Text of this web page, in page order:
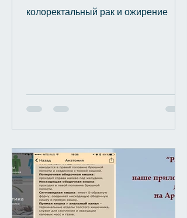
колоректальный рак и ожирение